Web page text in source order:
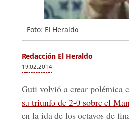
Foto: El Heraldo
Redacción El Heraldo
19.02.2014
Guti volvió a crear polémica
su triunfo de 2-0 sobre el
en la ida de los octavos de